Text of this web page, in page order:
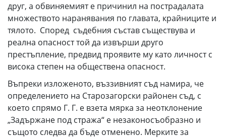
друг, а обвиняемият е причинил на пострадалата
множеството наранявания по главата, крайниците и
тялото. Според съдебния състав съществува и
реална опасност той да извърши друго
престъпление, предвид проявите му като личност с
висока степен на обществена опасност.
Въпреки изложеното, въззивният съд намира, че
определението на Старозагорски районен съд, с
което спрямо Г. Г. е взета мярка за неотклонение
„Задържане под стража“ е незаконосъобразно и
същото следва да бъде отменено. Мерките за